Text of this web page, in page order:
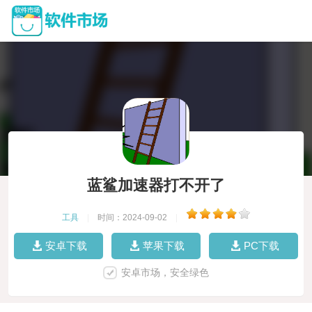
蓝鲨加速器打不开了
工具 时间：2024-09-02
安卓下载 苹果下载 PC下载
安卓市场，安全绿色